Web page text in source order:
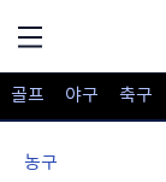
골프 야구 축구
농구